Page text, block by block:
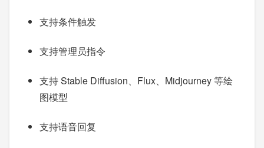
支持条件触发
支持管理员指令
支持 Stable Diffusion、Flux、Midjourney 等绘
图模型
支持语音回复